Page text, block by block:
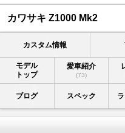
カワサキ Z1000 Mk2
カスタム情報
モデル
トップ
愛車紹介
(73)
ブログ スペック